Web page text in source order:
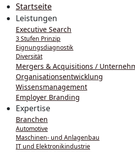
Startseite
Leistungen
Executive Search
3 Stufen Prinzip
Eignungsdiagnostik
Diversität
Mergers & Acquisitions /
Organisationsentwicklung
Wissensmanagement
Employer Branding
Expertise
Branchen
Automotive
Maschinen- und Anlagenbau
IT und Elektronikindustrie